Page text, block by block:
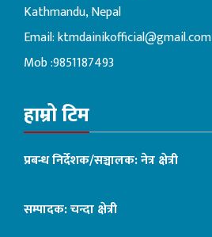
Kathmandu, Nepal
Email:ktmdainikofficial@gmail.com
Mob :9851187493
हाम्रो टिम
प्रबन्ध निर्देशक/सञ्चालक: नेत्र क्षेत्री
सम्पादक: चन्दा क्षेत्री